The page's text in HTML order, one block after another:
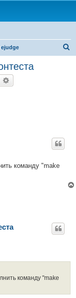
Search
команду "make
команду "make